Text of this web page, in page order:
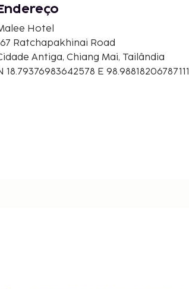
Endereço
Hotel
Ratchapakhinai Road
Antiga, Chiang Mai, Tailândia
18.79376983642578 E 98.98818206787111